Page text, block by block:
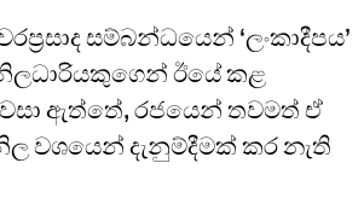
සම්බන්ධයෙන් ‘ලංකාදීපය’
ඊයේ කළ
ඇත්තේ, රජයෙන් තවමත් ඒ
වශයෙන් දැනුම්දීමක් කර නැති